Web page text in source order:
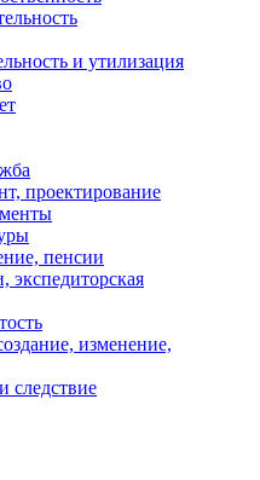
и утилизация
проектирование
пенсии
экспедиторская
изменение,
следствие